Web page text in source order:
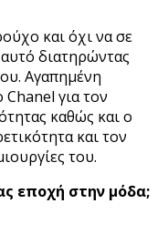
και όχι να σε
διατηρώντας
Αγαπημένη
Chanel για τον
καθώς και ο
και τον
του.
εποχή στην μόδα;